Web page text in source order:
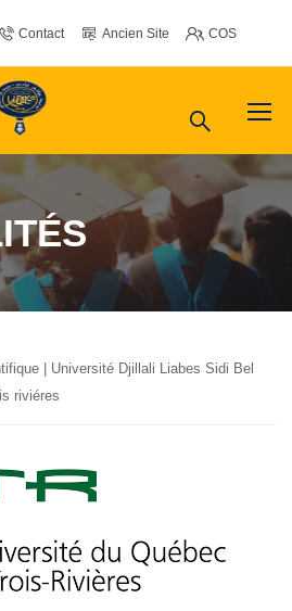
Contact Ancien Site COS
| Université Djillali Liabes Sidi Bel
riviéres